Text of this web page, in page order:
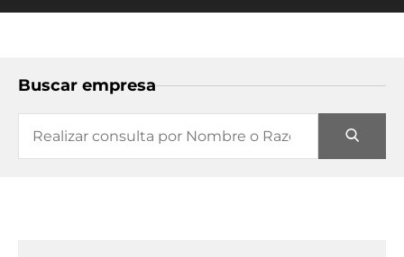
Buscar empresa